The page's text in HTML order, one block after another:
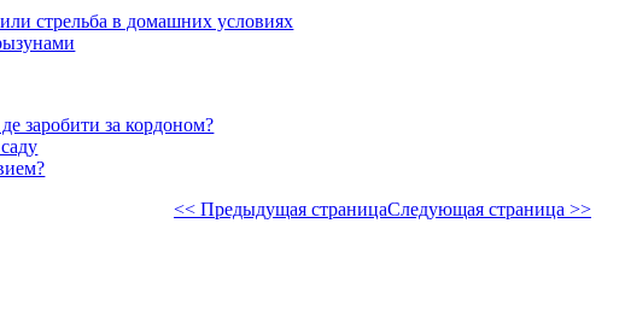
стрельба в домашних условиях
заробити за кордоном?
<< Предыдущая страницаСледующая страница >>